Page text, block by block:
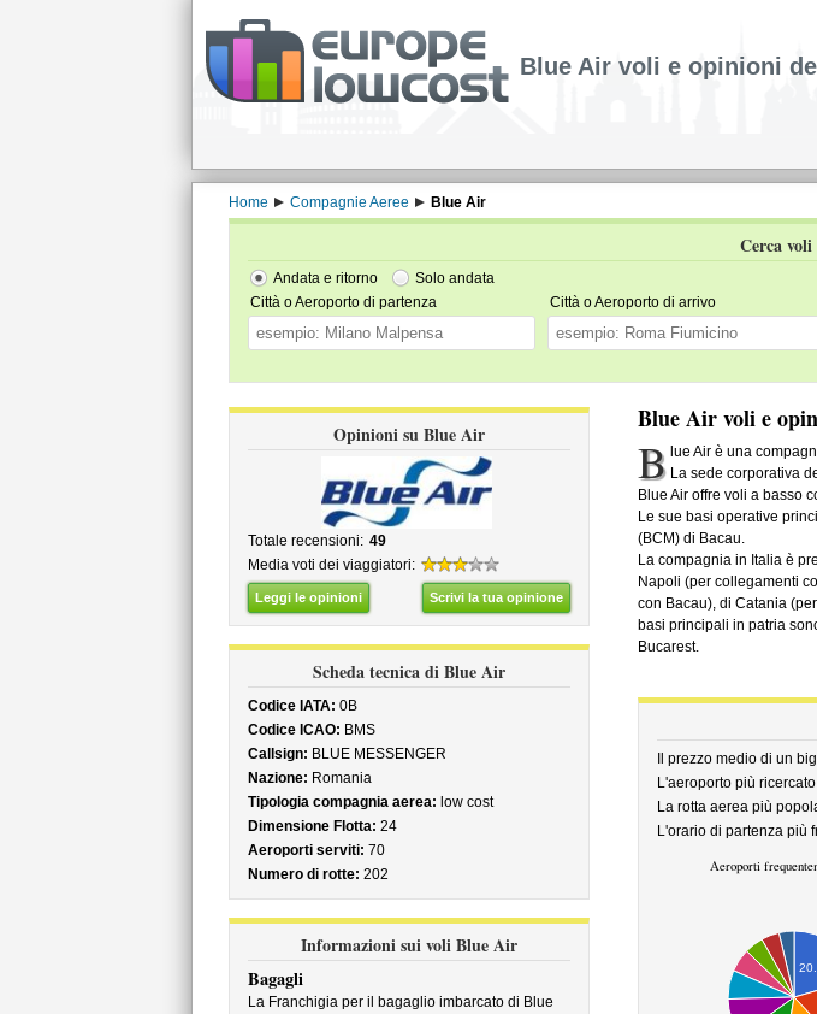
Blue Air voli e opinioni
Home Compagnie Aeree Blue Air
Cerca
Andata e ritorno
Solo andata
Città o Aeroporto di partenza
Città o Aeroporto di arrivo
Opinioni su Blue Air
Totale recensioni: 49
Media voti dei viaggiatori:
Leggi le opinioni Scrivi la tua opinione
Scheda tecnica di Blue Air
Codice IATA: 0B
Codice ICAO: BMS
Callsign: BLUE MESSENGER
Nazione: Romania
Tipologia compagnia aerea: low cost
Dimensione Flotta: 24
Aeroporti serviti: 70
Numero di rotte: 202
Informazioni sui voli Blue Air
Bagagli
La Franchigia per il bagaglio imbarcato di Blue
Blue Air voli e
B lue Air è una
La sede corporativa
Blue Air offre voli a basso
Le sue basi operative
(BCM) di Bacau.
La compagnia in Italia è
Napoli (per collegamenti
con Bacau), di Catania
basi principali in patria
Bucarest.
Il prezzo medio di un
L'aeroporto più
La rotta aerea più
L'orario di partenza più
Aeroporti